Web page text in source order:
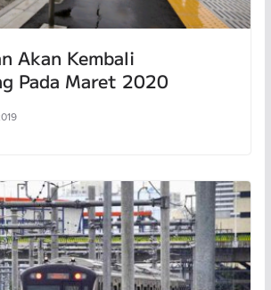
Akan Kembali
Pada Maret 2020